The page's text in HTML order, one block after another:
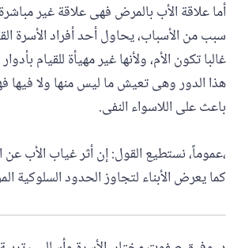
أما علاقة الأب بالمرض فهى علاقة غير
سبب من الأسباب، يحاول أحد أفراد الأسرة
غالبا تكون الأم، ولأنها غير مهيأة للقيام
هذا الدور وهى تعيش ما ليس منها ولا فيها
باعث على اللاسواء النفى.
،عموماً، نستطيع القول: إن أثر غياب الأب عن
كما يعرض الأبناء لتجاوز الحدود السلوكية